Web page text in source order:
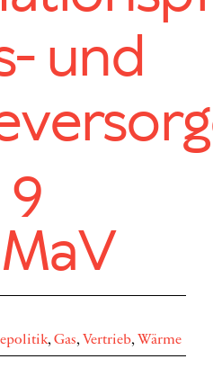
und
, Gas, Vertrieb, Wärme